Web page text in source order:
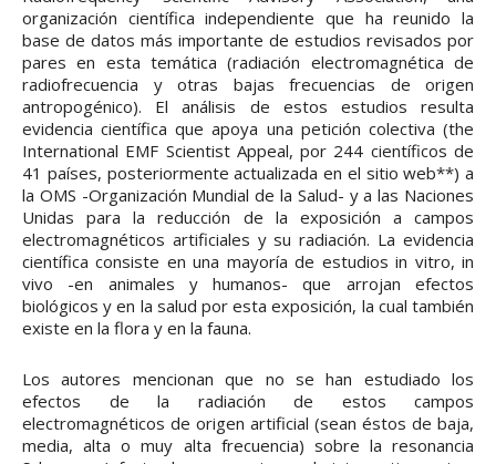
organización científica independiente que ha reunido la
base de datos más importante de estudios revisados por
pares en esta temática (radiación electromagnética de
radiofrecuencia y otras bajas frecuencias de origen
antropogénico). El análisis de estos estudios resulta
evidencia científica que apoya una petición colectiva (the
International EMF Scientist Appeal, por 244 científicos de
41 países, posteriormente actualizada en el sitio web**) a
la OMS -Organización Mundial de la Salud- y a las Naciones
Unidas para la reducción de la exposición a campos
electromagnéticos artificiales y su radiación. La evidencia
científica consiste en una mayoría de estudios in vitro, in
vivo -en animales y humanos- que arrojan efectos
biológicos y en la salud por esta exposición, la cual también
existe en la flora y en la fauna.
Los autores mencionan que no se han estudiado los
efectos de la radiación de estos campos
electromagnéticos de origen artificial (sean éstos de baja,
media, alta o muy alta frecuencia) sobre la resonancia